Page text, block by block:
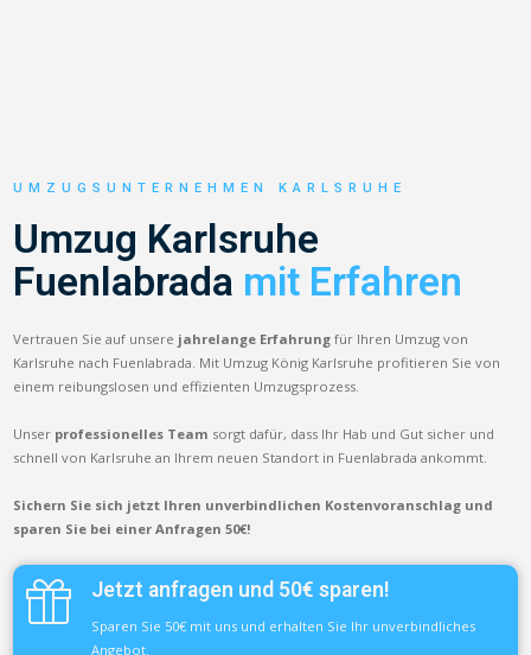
UMZUGSUNTERNEHMEN KARLSRUHE
Umzug Karlsruhe
Fuenlabrada mit Erfahren
Vertrauen Sie auf unsere jahrelange Erfahrung für Ihren Umzug von
Karlsruhe nach Fuenlabrada. Mit Umzug König Karlsruhe profitieren Sie von
einem reibungslosen und effizienten Umzugsprozess.
Unser professionelles Team sorgt dafür, dass Ihr Hab und Gut sicher und
schnell von Karlsruhe an Ihrem neuen Standort in Fuenlabrada ankommt.
Sichern Sie sich jetzt Ihren unverbindlichen Kostenvoranschlag und
sparen Sie bei einer Anfragen 50€!
Jetzt anfragen und 50€ sparen!
Sparen Sie 50€ mit uns und erhalten Sie Ihr unverbindliches
Angebot.